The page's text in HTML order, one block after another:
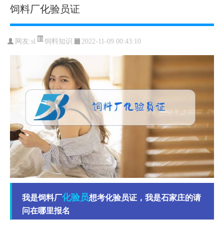
饲料厂化验员证
网友:sl 饲料知识 2022-11-09 00:43:10
我是饲料厂化验员想考化验员证，我是石家庄的请
问在哪里报名